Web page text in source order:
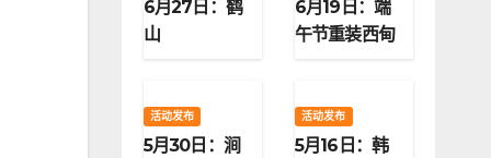
6月27日：鹤
山
6月19日：端
午节重装西甸
活动发布
5月30日：涧
活动发布
5月16日：韩